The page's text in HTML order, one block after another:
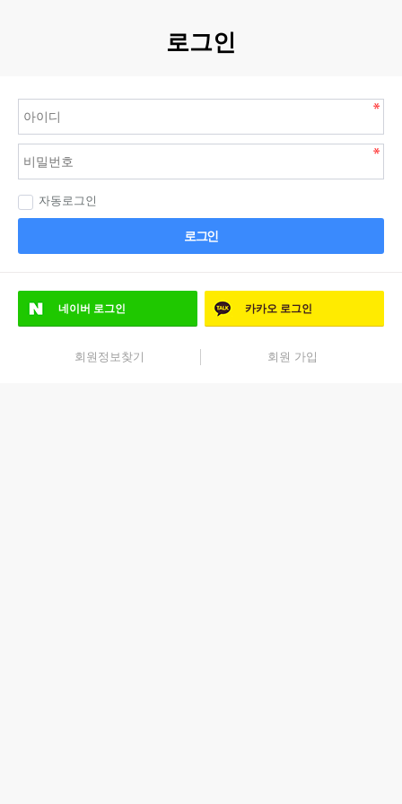
로그인
자동로그인
로그인
네이버 로그인 카카오 로그인
회원정보찾기 회원 가입